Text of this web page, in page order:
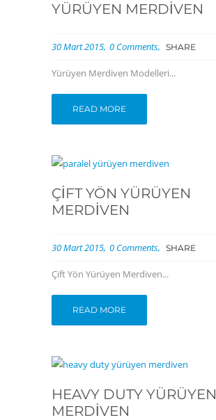
YÜRÜYEN MERDIVEN
30 Mart 2015 0 Comments SHARE
Yürüyen Merdiven Modelleri...
READ MORE
ÇIFT YÖN YÜRÜYEN
MERDIVEN
30 Mart 2015 0 Comments SHARE
Çift Yön Yürüyen Merdiven...
READ MORE
HEAVY DUTY YÜRÜYEN
MERDIVEN